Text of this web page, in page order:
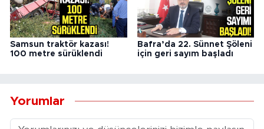
Samsun traktör kazası!
100 metre sürüklendi
Bafra’da 22. Sünnet Şöleni
için geri sayım başladı
Yorumlar